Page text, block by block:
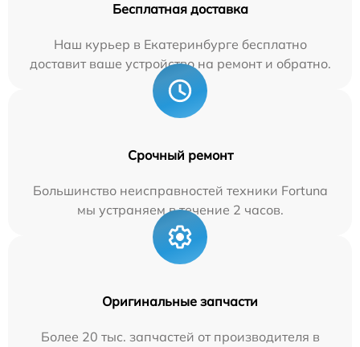
Бесплатная доставка
Наш курьер в Екатеринбурге бесплатно
доставит ваше устройство на ремонт и обратно.
Срочный ремонт
Большинство неисправностей техники Fortuna
мы устраняем в течение 2 часов.
Оригинальные запчасти
Более 20 тыс. запчастей от производителя в